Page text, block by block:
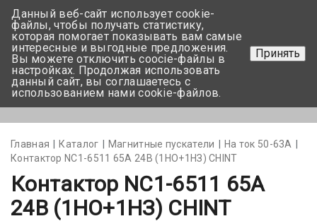
+375 17-350-99-56
+375 44-752-82-08
Задать вопрос
Главная Каталог Магнитные пускатели
На ток 50-63А
Контактор NC1-6511 65A 24В (1НО+1НЗ) CHINT
Контактор NC1-6511 65A
24В (1НО+1НЗ) CHINT
Данный веб-сайт использует cookie-
файлы, чтобы получать статистику,
которая помогает показывать вам самые
интересные и выгодные предложения.
Вы можете отключить coocie-файлы в
настройках. Продолжая использовать
данный сайт, вы соглашаетесь с
использованием нами cookie-файлов.
Принять